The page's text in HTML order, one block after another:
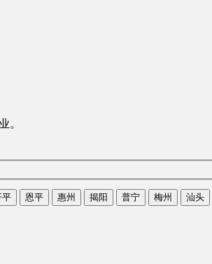
。
平 恩平 惠州 揭阳 普宁 梅州 汕头